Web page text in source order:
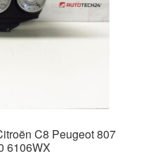
C8 Peugeot 807
6106WX